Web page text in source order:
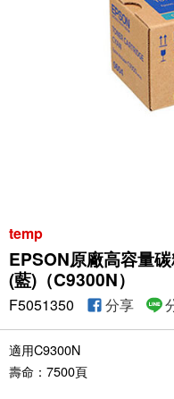
temp
EPSON原廠高容量
(藍)（C9300N）
F5051350 分享
適用C9300N
壽命：7500頁